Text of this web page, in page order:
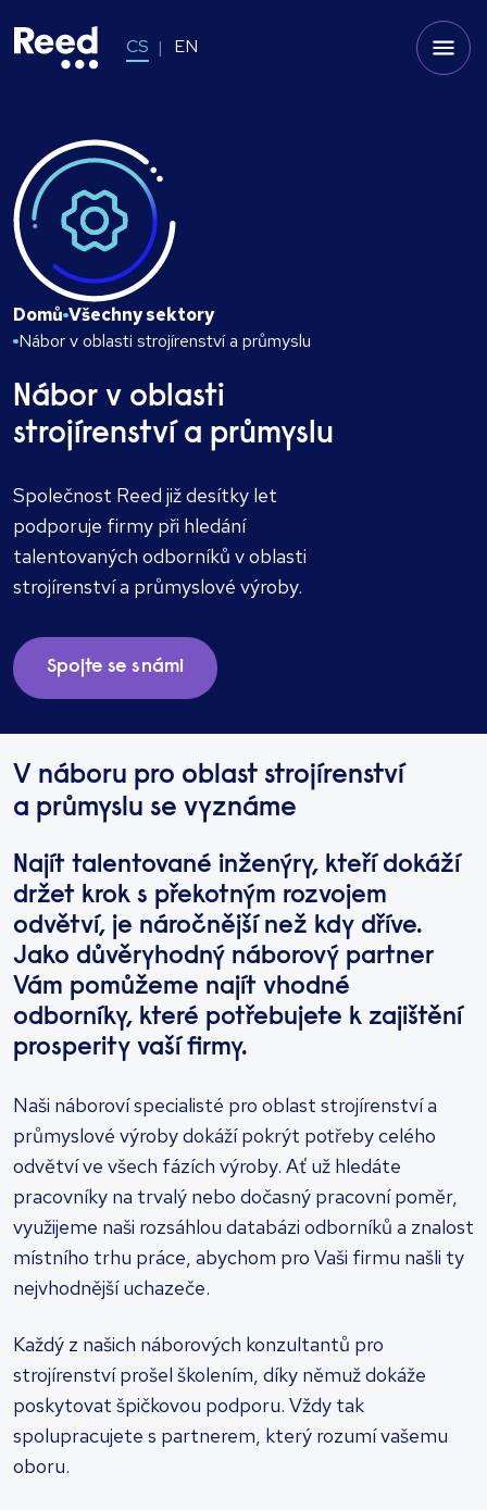
CS EN
Domů Všechny sektory
Nábor v oblasti strojírenství a průmyslu
Nábor v oblasti
strojírenství a průmyslu
Společnost Reed již desítky let
podporuje firmy při hledání
talentovaných odborníků v oblasti
strojírenství a průmyslové výroby.
Spojte se s námi
V náboru pro oblast strojírenství
a průmyslu se vyznáme
Najít talentované inženýry, kteří dokáží
držet krok s překotným rozvojem
odvětví, je náročnější než kdy dříve.
Jako důvěryhodný náborový partner
Vám pomůžeme najít vhodné
odborníky, které potřebujete k zajištění
prosperity vaší firmy.
Naši náboroví specialisté pro oblast strojírenství a
průmyslové výroby dokáží pokrýt potřeby celého
odvětví ve všech fázích výroby. Ať už hledáte
pracovníky na trvalý nebo dočasný pracovní poměr,
využijeme naši rozsáhlou databázi odborníků a znalost
místního trhu práce, abychom pro Vaši firmu našli ty
nejvhodnější uchazeče.
Každý z našich náborových konzultantů pro
strojírenství prošel školením, díky němuž dokáže
poskytovat špičkovou podporu. Vždy tak
spolupracujete s partnerem, který rozumí vašemu
oboru.